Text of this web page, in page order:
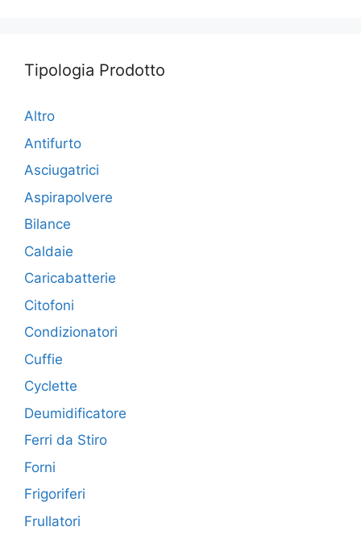
Tipologia Prodotto
Altro
Antifurto
Asciugatrici
Aspirapolvere
Bilance
Caldaie
Caricabatterie
Citofoni
Condizionatori
Cuffie
Cyclette
Deumidificatore
Ferri da Stiro
Forni
Frigoriferi
Frullatori